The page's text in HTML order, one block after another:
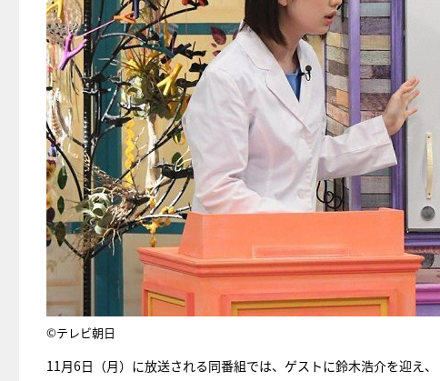
©テレビ朝日
11月6日（月）に放送される同番組では、ゲストに鈴木浩介を迎え、